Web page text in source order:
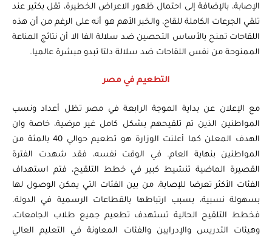
الإصابة، بالإضافة إلى احتمال ظهور الاعراض الخطيرة، تقل بكثير عند
تلقي الجرعات الكاملة للقاح، والخبر الأهم هو أنه على الرغم من أن هذه
اللقاحات تمنح بالأساس التحصين ضد سلالة الفا الا أن نتائج المناعة
الممنوحة من نفس اللقاحات ضد سلالة دلتا تبدو مبشرة عالميا.
التطعيم في مصر
مع الإعلان عن بداية الموجة الرابعة في مصر تظل أعداد ونسب
المواطنين الذين تم تلقيحهم بشكل كامل غير مرضية، خاصة وان
الهدف المعلن كما أعلنت الوزارة هو تطعيم حوالي 40 بالمئة من
المواطنين بنهاية العام. في الوقت نفسه، فقد شهدت الفترة
القصيرة الماضية تنشيط كبير في خطط التلقيح، فتم استهداف
الفئات الأكثر تعرضا للإصابة، من بين الفئات التي يمكن الوصول لها
بسهولة نسبية، بسبب ارتباطها بالقطاعات الرسمية في الدولة.
فخطط التلقيح الحالية تستهدف تطعيم جميع طلاب الجامعات،
وهيئات التدريس والإدرايين والفئات المعاونة في التعليم العالي